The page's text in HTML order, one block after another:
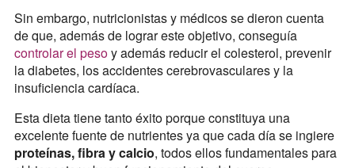
Sin embargo, nutricionistas y médicos se dieron cuenta
de que, además de lograr este objetivo, conseguía
controlar el pesoy además reducir el colesterol, prevenir
la diabetes, los accidentes cerebrovasculares y la
insuficiencia cardíaca.
Esta dieta tiene tanto éxito porque constituya una
excelente fuente de nutrientes ya que cada día se ingiere
proteínas, fibra y calcio, todos ellos fundamentales para